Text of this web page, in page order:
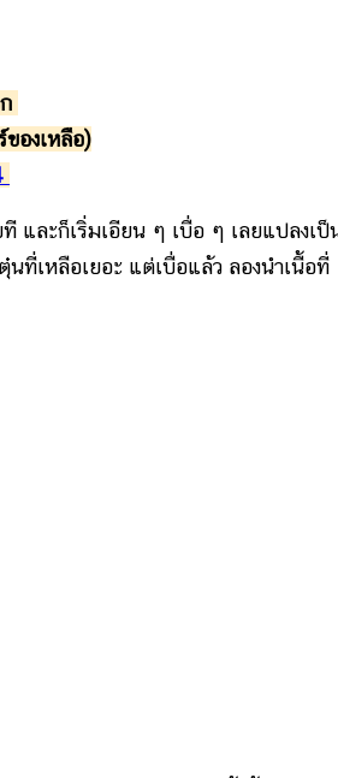
องเหลือ)
ละก็เริ่มเอียน ๆ เบื่อ ๆ เลยแปลงเป็
ที่เหลือเยอะ แต่เบื่อแล้ว ลองนำเนื้อที่